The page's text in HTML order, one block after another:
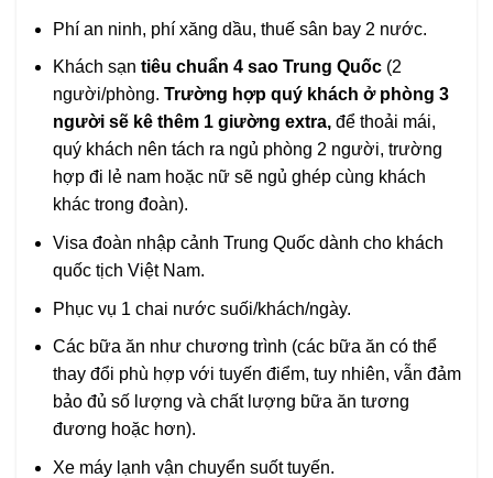
Phí an ninh, phí xăng dầu, thuế sân bay 2 nước.
Khách sạn tiêu chuẩn 4 sao Trung Quốc (2
người/phòng. Trường hợp quý khách ở phòng 3
người sẽ kê thêm 1 giường extra,để thoải mái,
quý khách nên tách ra ngủ phòng 2 người, trường
hợp đi lẻ nam hoặc nữ sẽ ngủ ghép cùng khách
khác trong đoàn).
Visa đoàn nhập cảnh Trung Quốc dành cho khách
quốc tịch Việt Nam.
Phục vụ 1 chai nước suối/khách/ngày.
Các bữa ăn như chương trình (các bữa ăn có thể
thay đổi phù hợp với tuyến điểm, tuy nhiên, vẫn đảm
bảo đủ số lượng và chất lượng bữa ăn tương
đương hoặc hơn).
Xe máy lạnh vận chuyển suốt tuyến.